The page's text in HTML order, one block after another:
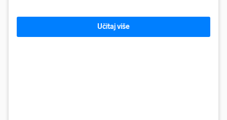
Učitaj više